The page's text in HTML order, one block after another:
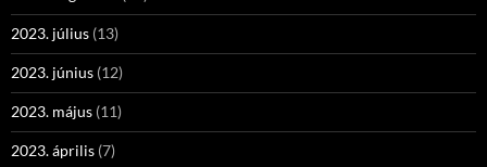
2023. július (13)
2023. június (12)
2023. május (11)
2023. április (7)